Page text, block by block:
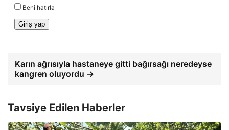
Beni hatırla
Giriş yap
Karın ağrısıyla hastaneye gitti bağırsağı neredeyse
kangren oluyordu →
Tavsiye Edilen Haberler